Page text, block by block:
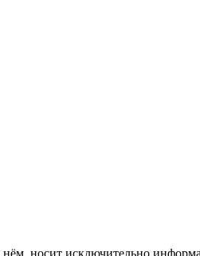
носит исключительно